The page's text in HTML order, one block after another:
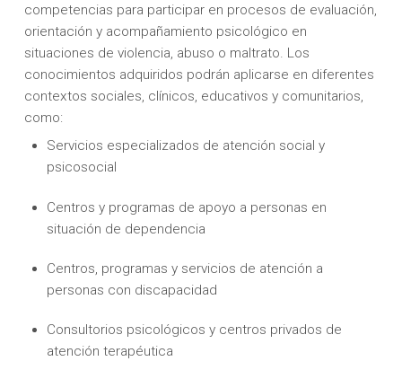
competencias para participar en procesos de evaluación,
orientación y acompañamiento psicológico en
situaciones de violencia, abuso o maltrato. Los
conocimientos adquiridos podrán aplicarse en diferentes
contextos sociales, clínicos, educativos y comunitarios,
como:
Servicios especializados de atención social y
psicosocial
Centros y programas de apoyo a personas en
situación de dependencia
Centros, programas y servicios de atención a
personas con discapacidad
Consultorios psicológicos y centros privados de
atención terapéutica